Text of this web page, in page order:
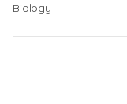
Biology